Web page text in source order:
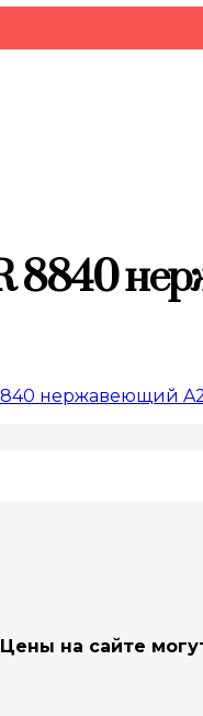
8840
нержавеющий
на сайте